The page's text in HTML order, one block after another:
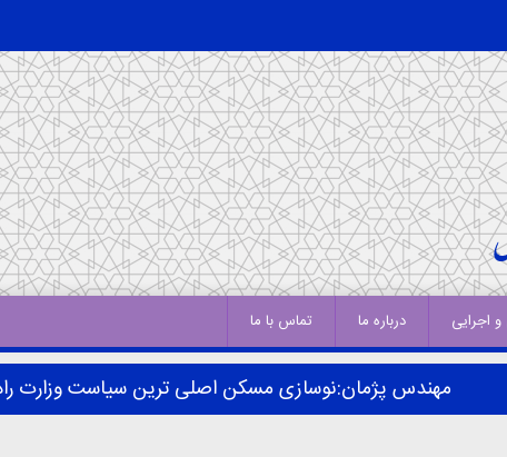
اجرایی درباره ما تماس با ما
مهندس پژمان:نوسازی مسکن اصلی ترین سیاست وزارت